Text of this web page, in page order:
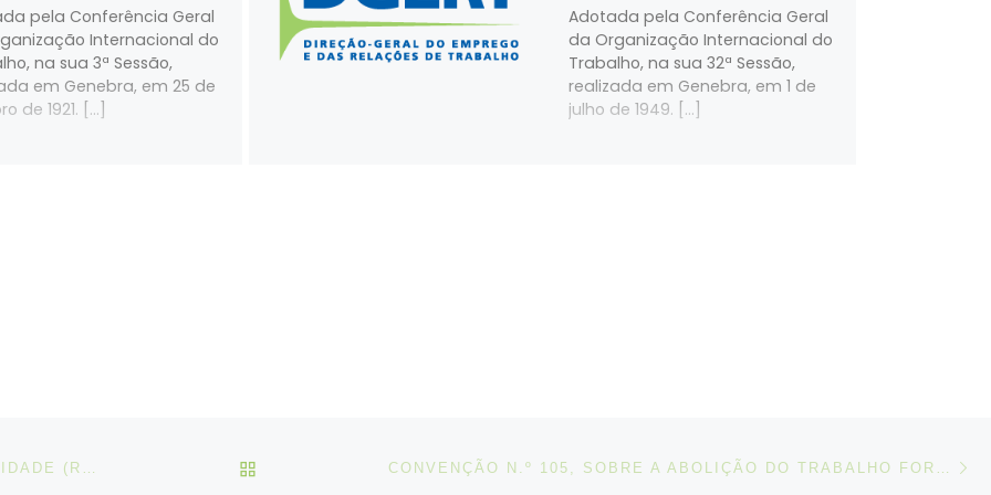
pela Conferência Geral
Internacional do
na sua 3ª Sessão,
em Genebra, em 25 de
de 1921. […]
Adotada pela Conferência Geral
da Organização Internacional do
Trabalho, na sua 32ª Sessão,
realizada em Genebra, em 1 de
julho de 1949. […]
VOLTAR À LISTA DE ARTIGOS